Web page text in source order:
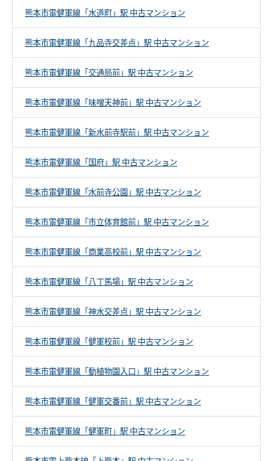
熊本市電健軍線「水道町」駅 中古マンション
熊本市電健軍線「九品寺交差点」駅 中古マンション
熊本市電健軍線「交通局前」駅 中古マンション
熊本市電健軍線「味噌天神前」駅 中古マンション
熊本市電健軍線「新水前寺駅前」駅 中古マンション
熊本市電健軍線「国府」駅 中古マンション
熊本市電健軍線「水前寺公園」駅 中古マンション
熊本市電健軍線「市立体育館前」駅 中古マンション
熊本市電健軍線「商業高校前」駅 中古マンション
熊本市電健軍線「八丁馬場」駅 中古マンション
熊本市電健軍線「神水交差点」駅 中古マンション
熊本市電健軍線「健軍校前」駅 中古マンション
熊本市電健軍線「動植物園入口」駅 中古マンション
熊本市電健軍線「健軍交番前」駅 中古マンション
熊本市電健軍線「健軍町」駅 中古マンション